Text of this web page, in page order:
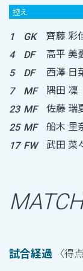
控え
1 GK 齊藤 彩
4 DF 高平 美
5 DF 西澤 日
7 MF 隅田 凜
23 MF 佐藤 瑞
25 MF 船木 里
17 FW 武田 菜
試合経過 〈得